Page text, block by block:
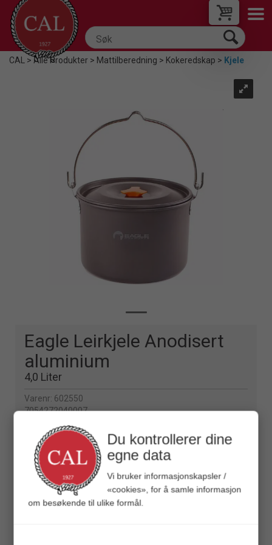
CAL >Alle Produkter>Mattilberedning>Kokeredskap> Kjele
Eagle Leirkjele Anodisert
aluminium
4,0 Liter
Varenr: 602550
7054272040007
Veil.399,00
BESKRIVELSE
Du kontrollerer dine
egne data
Vi bruker informasjonskapsler /
«cookies», for å samle informasjon
om besøkende til ulike formål.